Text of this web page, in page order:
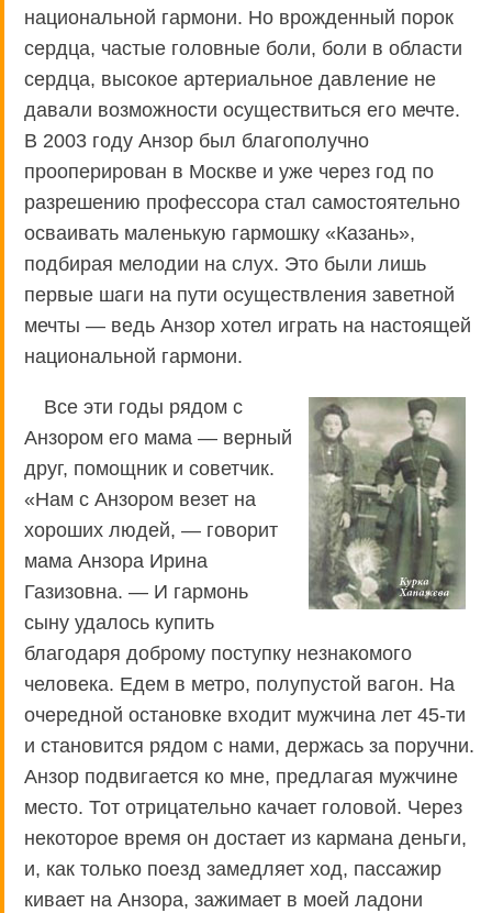
национальной гармони. Но врожденный порок
сердца, частые головные боли, боли в области
сердца, высокое артериальное давление не
давали возможности осуществиться его мечте.
В 2003 году Анзор был благополучно
прооперирован в Москве и уже через год по
разрешению профессора стал самостоятельно
осваивать маленькую гармошку «Казань»,
подбирая мелодии на слух. Это были лишь
первые шаги на пути осуществления заветной
мечты — ведь Анзор хотел играть на настоящей
национальной гармони.
Все эти годы рядом с
Анзором его мама — верный
друг, помощник и советчик.
«Нам с Анзором везет на
хороших людей, — говорит
мама Анзора Ирина
Газизовна. — И гармонь
сыну удалось купить
благодаря доброму поступку незнакомого
человека. Едем в метро, полупустой вагон. На
очередной остановке входит мужчина лет 45-ти
и становится рядом с нами, держась за поручни.
Анзор подвигается ко мне, предлагая мужчине
место. Тот отрицательно качает головой. Через
некоторое время он достает из кармана деньги,
и, как только поезд замедляет ход, пассажир
кивает на Анзора, зажимает в моей ладони